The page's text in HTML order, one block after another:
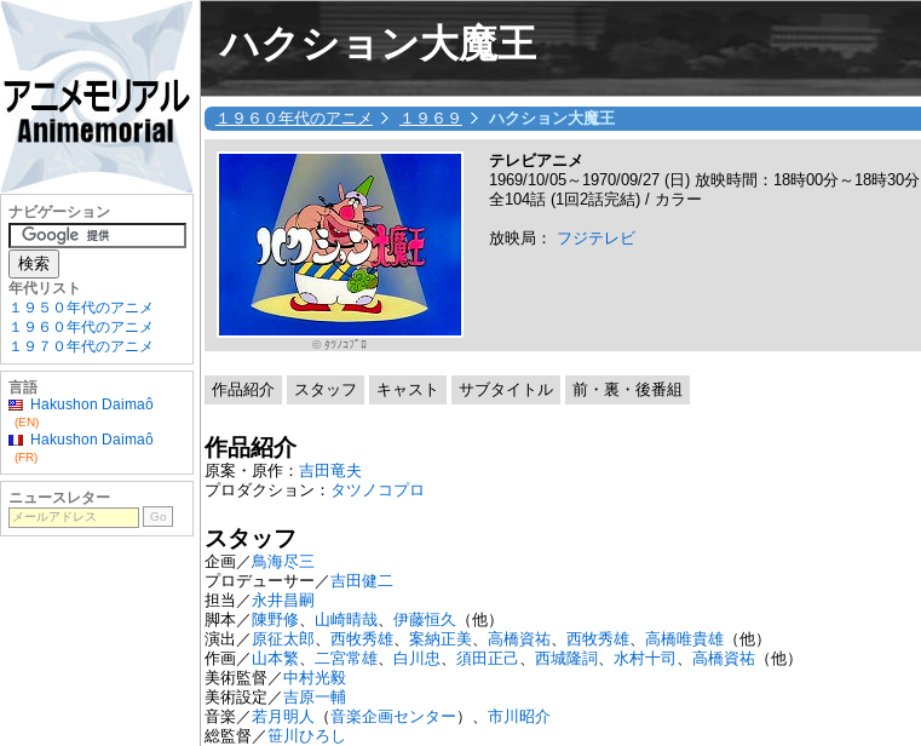
ハクション大魔王
１９６０年代のアニメ １９６９ ハクション大魔王
© ﾀﾂﾉｺﾌﾟﾛ
テレビアニメ
1969/10/05～1970/09/27 (日) 放映時間：18時00分～18時30分
全104話 (1回2話完結) / カラー
放映局： フジテレビ
作品紹介 スタッフ キャスト サブタイトル 前・裏・後番組
作品紹介
原案・原作： 吉田竜夫
プロダクション： タツノコプロ
スタッフ
企画／ 鳥海尽三
プロデューサー／吉田健二
担当／永井昌嗣
脚本／陳野修、 山崎晴哉、 伊藤恒久
（他）
演出／ 原征太郎、 西牧秀雄、 案納正美、 高橋資祐、 西牧秀雄、 高橋唯貴雄（他）
作画／ 山本繁 二宮常雄、 白川忠 須田正己 西城隆詞、 水村十司 高橋資祐（他）
美術監督／中村光毅
美術設定／吉原一輔
音楽／若月明人 （音楽企画センター ）、 市川昭介
総監督／笹川ひろし
ナビゲーション
年代リスト
１９５０年代のアニメ
１９６０年代のアニメ
１９７０年代のアニメ
言語
Hakushon Daimaô
(EN)
Hakushon Daimaô
(FR)
ニュースレター